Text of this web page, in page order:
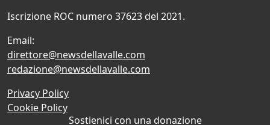
Iscrizione ROC numero 37623 del 2021.
Email:
direttore@newsdellavalle.com
redazione@newsdellavalle.com
Privacy Policy
Cookie Policy
Sostienici con una donazione